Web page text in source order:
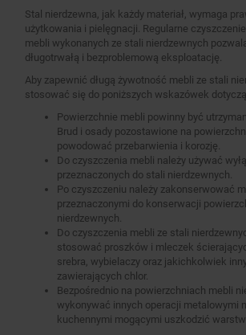
Stal nierdzewna, jak każdy materiał, wymaga
użytkowania i pielęgnacji. Regularne
mebli wykonanych ze stali nierdzewnych
długotrwałą i bezproblemową eksploatację.
Aby zapewnić długą żywotność mebli ze stali
stosować się do poniższych wskazówek
Powierzchnie mebli powinny być
Brud i osady pozostawione na
powodować przebarwienia i korozję.
Do czyszczenia mebli należy używać
przeznaczonych do stali nierdzewnych.
Po czyszczeniu należy zakonserwować
przeznaczonymi do konserwacji
nierdzewnych.
Do czyszczenia mebli ze stali
stosować proszków i mleczek
srebra, wybielaczy oraz jakichkolwiek
zawierających chlor.
Bezpośrednio na powierzchniach mebli
wykonywać innych operacji metalowymi
kuchennymi mogącymi uszkodzić